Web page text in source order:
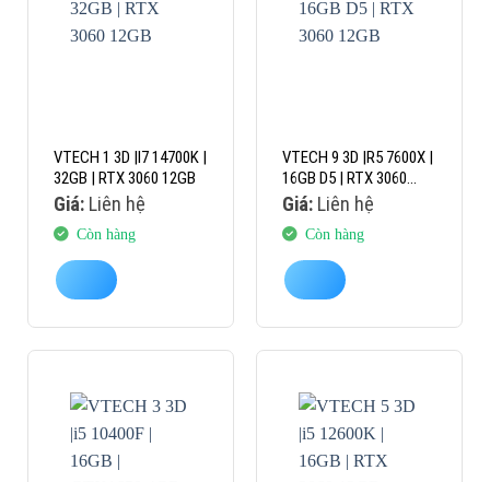
VTECH 1 3D |I7 14700K |
32GB | RTX 3060 12GB
Giá:Liên hệ
Còn hàng
VTECH 9 3D |R5 7600X |
16GB D5 | RTX 3060
12GB
Giá:Liên hệ
Còn hàng